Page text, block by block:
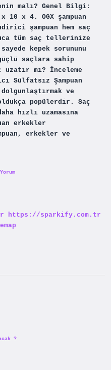
malı? Genel Bilgi:
x 4. OGX şampuan
şampuan hem saç
tüm saç tellerinize
kepek sorununu
saçlara sahip
uzatır mı? İnceleme
Sülfatsız Şampuan
ve
popülerdir. Saç
hızlı uzamasına
erkekler
erkekler ve
https://sparkify.com.tr
?